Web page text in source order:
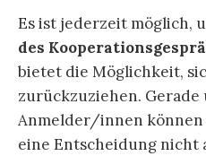
Es ist jederzeit möglich,
des
bietet die Möglichkeit,
zurückzuziehen.
Anmelder/innen können
eine Entscheidung nicht